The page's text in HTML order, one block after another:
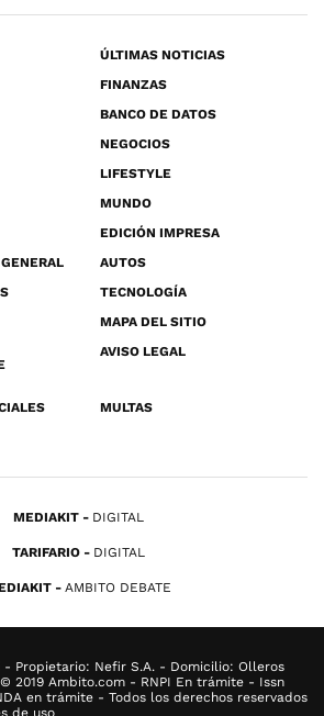
ÚLTIMAS NOTICIAS
FINANZAS
BANCO DE DATOS
NEGOCIOS
LIFESTYLE
MUNDO
EDICIÓN IMPRESA
AUTOS
TECNOLOGÍA
MAPA DEL SITIO
AVISO LEGAL
MULTAS
MEDIAKIT DIGITAL
TARIFARIO DIGITAL
AMBITO DEBATE
Propietario: Nefir S.A. - Domicilio: Olleros
2019 Ambito.com - RNPI En trámite - Issn
en trámite - Todos los derechos reservados